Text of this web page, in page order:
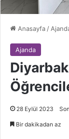
Anasayfa /
Ajanda
28 Eylül 2023
Bir dakikadan az